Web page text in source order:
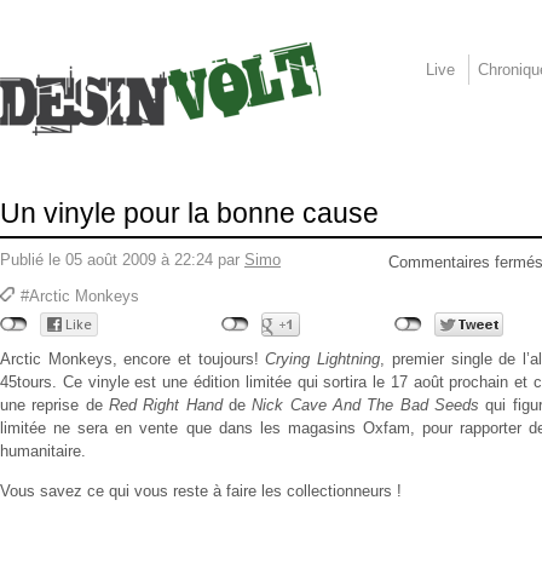
Live
Un vinyle pour la bonne cause
Publié le 05 août 2009 à 22:24 par Simo
Commentaires
#Arctic Monkeys
Arctic Monkeys, encore et toujours!Crying Lightning, premier single de
45tours. Ce vinyle est une édition limitée qui sortira le 17 août prochain et
une reprise de Red Right HanddeNick Cave And The Bad Seeds qui
limitée ne sera en vente que dans les magasins Oxfam, pour rapporter
humanitaire.
Vous savez ce qui vous reste à faire les collectionneurs !